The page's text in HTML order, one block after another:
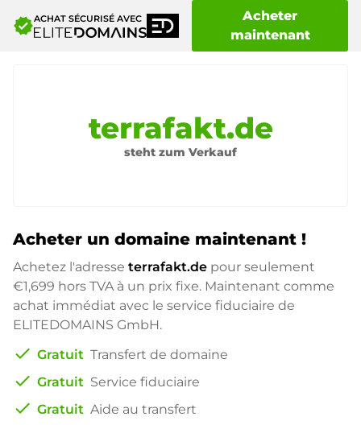
verifiedACHAT SÉCURISÉ AVEC
Acheter
maintenant
terrafakt.de
steht zum Verkauf
Acheter un domaine maintenant !
Achetez l'adresse terrafakt.de pour seulement
€1,699 hors TVA à un prix fixe. Maintenant comme
achat immédiat avec le service fiduciaire de
ELITEDOMAINS GmbH.
check Gratuit Transfert de domaine
check Gratuit Service fiduciaire
check Gratuit Aide au transfert